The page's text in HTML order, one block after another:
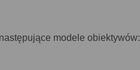
modele obiektywów: